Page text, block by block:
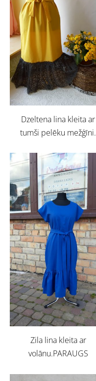
Dzeltena lina kleita ar
tumši pelēku mežģīni.
Zila lina kleita ar
volānu.PARAUGS